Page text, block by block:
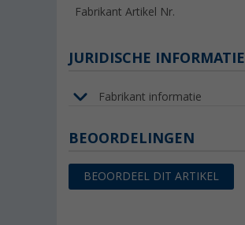
Fabrikant Artikel Nr.
JURIDISCHE INFORMATIE
Fabrikant informatie
BEOORDELINGEN
BEOORDEEL DIT ARTIKEL